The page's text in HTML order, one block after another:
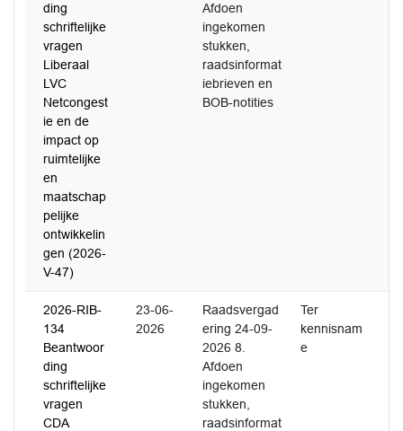
ding
schriftelijke
vragen
Liberaal
LVC
Netcongest
ie en de
impact op
ruimtelijke
en
maatschap
pelijke
ontwikkelin
gen (2026-
V-47)
Afdoen
ingekomen
stukken,
raadsinformat
iebrieven en
BOB-notities
2026-RIB-
134
Beantwoor
ding
schriftelijke
vragen
CDA
23-06-
2026
Raadsvergad
ering 24-09-
2026 8.
Afdoen
ingekomen
stukken,
raadsinformat
Ter
kennisnam
e